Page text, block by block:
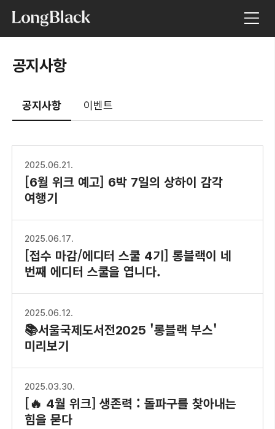
공지사항
공지사항 이벤트
2025.06.21.
[6월 위크 예고] 6박 7일의 상하이 감각
여행기
2025.06.17.
[접수 마감/에디터 스쿨 4기] 롱블랙이 네
번째 에디터 스쿨을 엽니다.
2025.06.12.
📚서울국제도서전2025 '롱블랙 부스'
미리보기
2025.03.30.
[🔥 4월 위크] 생존력 : 돌파구를 찾아내는
힘을 묻다